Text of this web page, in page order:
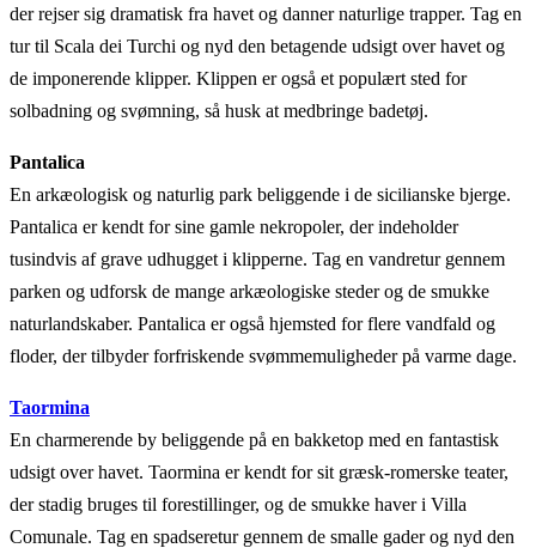
der rejser sig dramatisk fra havet og danner naturlige trapper. Tag en
tur til Scala dei Turchi og nyd den betagende udsigt over havet og
de imponerende klipper. Klippen er også et populært sted for
solbadning og svømning, så husk at medbringe badetøj.
Pantalica
En arkæologisk og naturlig park beliggende i de sicilianske bjerge.
Pantalica er kendt for sine gamle nekropoler, der indeholder
tusindvis af grave udhugget i klipperne. Tag en vandretur gennem
parken og udforsk de mange arkæologiske steder og de smukke
naturlandskaber. Pantalica er også hjemsted for flere vandfald og
floder, der tilbyder forfriskende svømmemuligheder på varme dage.
Taormina
En charmerende by beliggende på en bakketop med en fantastisk
udsigt over havet. Taormina er kendt for sit græsk-romerske teater,
der stadig bruges til forestillinger, og de smukke haver i Villa
Comunale. Tag en spadseretur gennem de smalle gader og nyd den